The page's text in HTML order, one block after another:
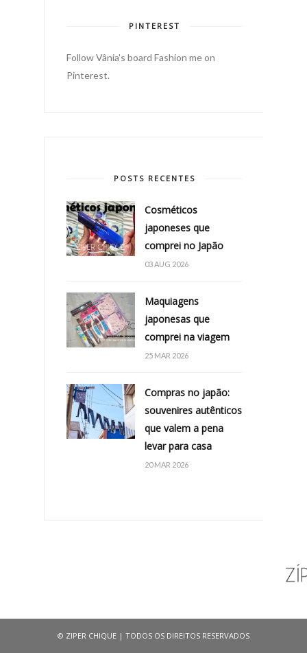
PINTEREST
Follow Vânia's board Fashion me on
Pinterest.
POSTS RECENTES
Cosméticos
japoneses que
comprei no Japão
03 AUG 2026
Maquiagens
japonesas que
comprei na viagem
25 MAR 2026
Compras no japão:
souvenires autênticos
que valem a pena
levar para casa
20 MAR 2026
©‎ ZIPER CHIQUE | TODOS OS DIREITOS RESERVADOS